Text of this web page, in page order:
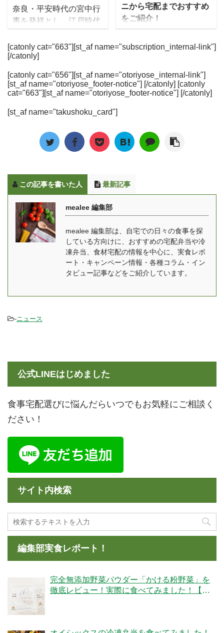
なる味の評価はみんなの
口コミだけでなく、実際
に食べた感想もお伝えし
ます ...
座に俺のイタリアン新橋
本店が1号店としてオ ...
からはアスリートとも提
ている人気の宅食です。
減量（LEAN）、維持
（MAITAIN）、増量
（GAIN）の３つのプラ
ンがあり、自分の体形や
目的に合わせてお弁当を
マッスルデリの口コミ・
評判や、実際に筋トレに
人気になっています。 こ
や、おかずの評価、使い
ても答えていきます。
mealee編集部で実際にわ
んまいるを注文して食べ
します。 [toc] わんまいる
の特徴 まず最初にわんま
奈良・平安時代の宮中行
事を発祥とし、江戸時代
たとされる「おせち」。
時代を経た今でも、お正
なっていますよね。 昔は
手作りの生おせちが主流
ターネットで簡単に注文
自宅で受け取れるという
手軽さから、冷凍の「宅
ています。 ゆいこ冷凍の
「宅配おせち」は、冷蔵
庫で自然解凍するだけで
食べることができるの
で、年末年始を家でゆっ
くりと過ごしたい方にお
すすめです！ また、時代
の変化に伴っておせちの
種類も多様化しており、
ニから宅配までおすすめ
をご紹介！
今、体重が増えてダイエ
うか。そんなときは低糖
質パンを使ってみません
芽を使用したふすま粉を
作られたパンのことで、
今回はそんな低糖質パン
る商品から宅配で手に入
るこだわりの一品など、
幅広くご紹介していきま
すよ！ 低糖質パンがダイ
なぜ低糖質パンはダイ ...
[catonly cat="663"][st_af name="subscription_internal-link"]
[/catonly]
[catonly cat="656"][st_af name="otoriyose_internal-link"]
[st_af name="otoriyose_footer-notice"] [/catonly] [catonly
cat="663"][st_af name="otoriyose_footer-notice"] [/catonly]
[st_af name="takushoku_card"]
この記事を書いた人 最新記事
mealee 編集部
mealee 編集部は、自宅での日々の食事を探
している方向けに、おすすめの宅配弁当や冷
凍弁当、食材宅配の情報を中心に、実食レポ
ート・キャンペーン情報・各種コラム・イン
タビュー記事などをご紹介しています。
-ニュース
公式LINEはじめました
食事宅配選びに悩んだらいつでもお気軽にご相談く
ださい！
サイト内検索
編集部実食レポート！
完全無添加野菜パウダー「かける粉野菜」を
徹底レビュー！実際に食べてみました！【ベ